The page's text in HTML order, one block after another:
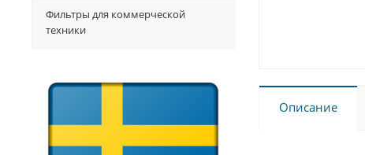
Описание
Фильтры для коммерческой
техники